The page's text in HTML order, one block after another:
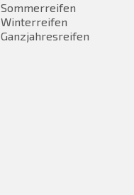
Sommerreifen
Winterreifen
Ganzjahresreifen